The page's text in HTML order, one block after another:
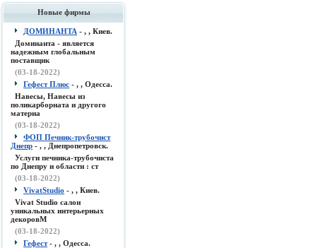
Новые фирмы
ДОМИНАНТА - , , Киев.
Доминанта - является
надежным глобальным
поставщик
(03-18-2022)
Гефест Плюс - , , Одесса.
Навесы, Навесы из
поликарборната и другого
материа
(03-18-2022)
ФОП Печник-трубочист
Днепр - , , Днепропетровск.
Услуги печника-трубочиста
по Днепру и области : ст
(03-18-2022)
VivatStudio - , , Киев.
Vivat Studio салон
уникальных интерьерных
декоровМ
(03-18-2022)
Гефест- , , Одесса.